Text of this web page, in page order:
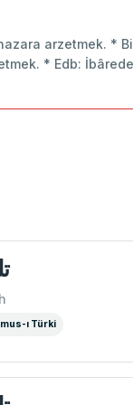
arzetmek. *
* Edb:
ı Türki